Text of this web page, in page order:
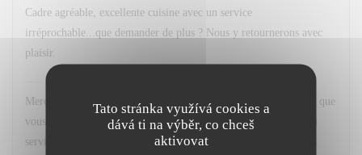
Tato stránka využívá cookies a
dává ti na výběr, co chceš
aktivovat
Cadre agréable, excellente cuisine avec un service
irréprochable...que demander de plus ? Nous y retournerons avec
plaisir.
Merci beaucoup pour votre superbe retour ! Nous sommes ravis que
vous ayez apprécié le cadre, notre cuisine ainsi que la qualité du
service. Votre satisfaction est notre plus belle récompense. Nous